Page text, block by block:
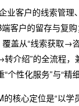
业客户的线索管理
客户的留存与复
覆盖从“线索获取
介绍”的全流程，
个性化服务”与“精细
核心定位是“以学